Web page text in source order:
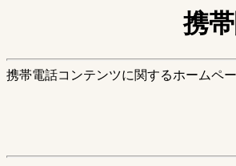
携
携帯電話コンテンツに関するホームペ